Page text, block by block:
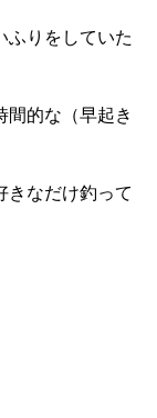
ふりをしていた
間的な（早起き
きなだけ釣って